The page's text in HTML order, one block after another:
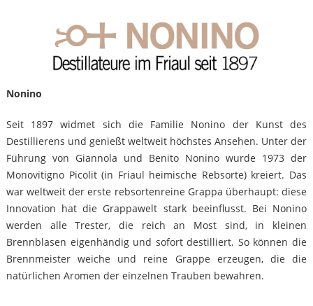
Nonino
Seit 1897 widmet sich die Familie Nonino der Kunst des
Destillierens und genießt weltweit höchstes Ansehen. Unter der
Führung von Giannola und Benito Nonino wurde 1973 der
Monovitigno Picolit (in Friaul heimische Rebsorte) kreiert. Das
war weltweit der erste rebsortenreine Grappa überhaupt: diese
Innovation hat die Grappawelt stark beeinflusst. Bei Nonino
werden alle Trester, die reich an Most sind, in kleinen
Brennblasen eigenhändig und sofort destilliert. So können die
Brennmeister weiche und reine Grappe erzeugen, die die
natürlichen Aromen der einzelnen Trauben bewahren.